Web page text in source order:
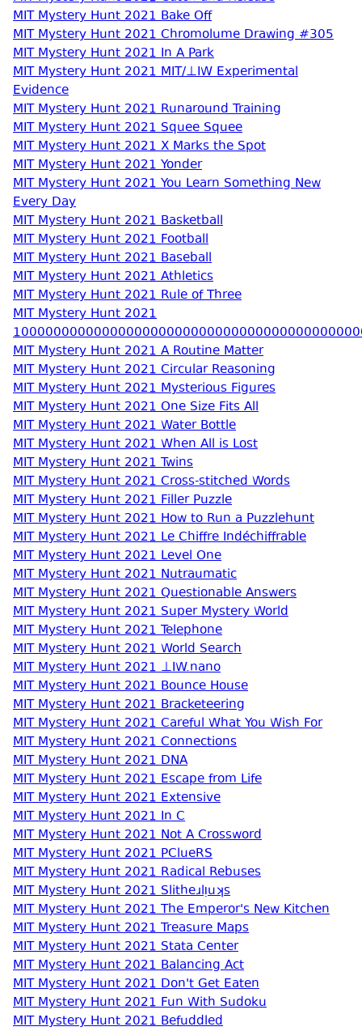
MIT Mystery Hunt 2021 Bake Off
MIT Mystery Hunt 2021 Chromolume Drawing #305
MIT Mystery Hunt 2021 In A Park
MIT Mystery Hunt 2021 MIT/⊥IW Experimental
Evidence
MIT Mystery Hunt 2021 Runaround Training
MIT Mystery Hunt 2021 Squee Squee
MIT Mystery Hunt 2021 X Marks the Spot
MIT Mystery Hunt 2021 Yonder
MIT Mystery Hunt 2021 You Learn Something New
Every Day
MIT Mystery Hunt 2021 Basketball
MIT Mystery Hunt 2021 Football
MIT Mystery Hunt 2021 Baseball
MIT Mystery Hunt 2021 Athletics
MIT Mystery Hunt 2021 Rule of Three
MIT Mystery Hunt 2021
MIT Mystery Hunt 2021 A Routine Matter
MIT Mystery Hunt 2021 Circular Reasoning
MIT Mystery Hunt 2021 Mysterious Figures
MIT Mystery Hunt 2021 One Size Fits All
MIT Mystery Hunt 2021 Water Bottle
MIT Mystery Hunt 2021 When All is Lost
MIT Mystery Hunt 2021 Twins
MIT Mystery Hunt 2021 Cross-stitched Words
MIT Mystery Hunt 2021 Filler Puzzle
MIT Mystery Hunt 2021 How to Run a Puzzlehunt
MIT Mystery Hunt 2021 Le Chiffre Indéchiffrable
MIT Mystery Hunt 2021 Level One
MIT Mystery Hunt 2021 Nutraumatic
MIT Mystery Hunt 2021 Questionable Answers
MIT Mystery Hunt 2021 Super Mystery World
MIT Mystery Hunt 2021 Telephone
MIT Mystery Hunt 2021 World Search
MIT Mystery Hunt 2021 ⊥IW.nano
MIT Mystery Hunt 2021 Bounce House
MIT Mystery Hunt 2021 Bracketeering
MIT Mystery Hunt 2021 Careful What You Wish For
MIT Mystery Hunt 2021 Connections
MIT Mystery Hunt 2021 DNA
MIT Mystery Hunt 2021 Escape from Life
MIT Mystery Hunt 2021 Extensive
MIT Mystery Hunt 2021 In C
MIT Mystery Hunt 2021 Not A Crossword
MIT Mystery Hunt 2021 PClueRS
MIT Mystery Hunt 2021 Radical Rebuses
MIT Mystery Hunt 2021 Slitheɹlᴉuʞs
MIT Mystery Hunt 2021 The Emperor's New Kitchen
MIT Mystery Hunt 2021 Treasure Maps
MIT Mystery Hunt 2021 Stata Center
MIT Mystery Hunt 2021 Balancing Act
MIT Mystery Hunt 2021 Don't Get Eaten
MIT Mystery Hunt 2021 Fun With Sudoku
MIT Mystery Hunt 2021 Befuddled